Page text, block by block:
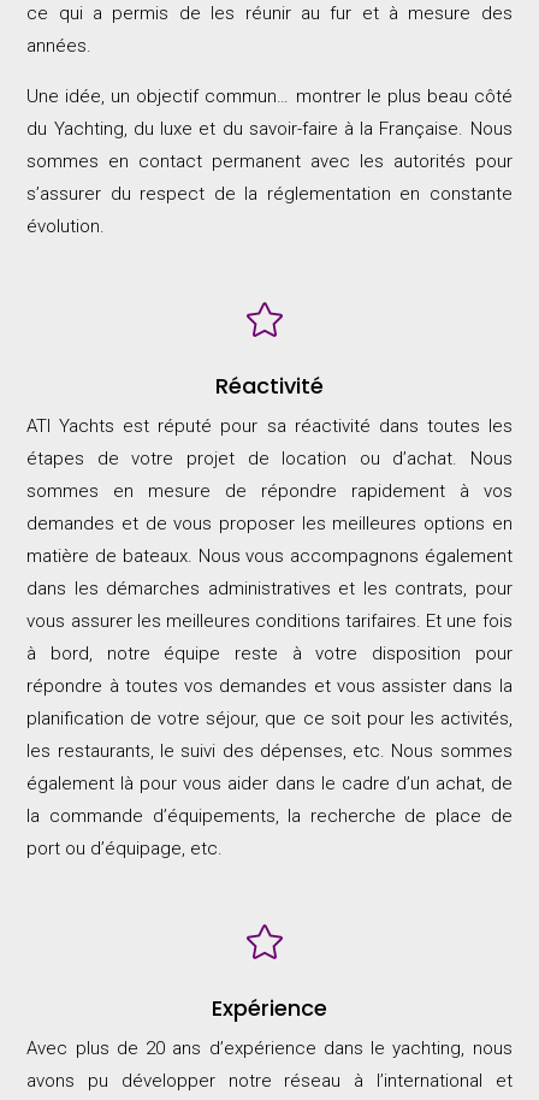
ce qui a permis de les réunir au fur et à mesure des
années.
Une idée, un objectif commun… montrer le plus beau côté
du Yachting, du luxe et du savoir-faire à la Française. Nous
sommes en contact permanent avec les autorités pour
s’assurer du respect de la réglementation en constante
évolution.

Réactivité
ATI Yachts est réputé pour sa réactivité dans toutes les
étapes de votre projet de location ou d’achat. Nous
sommes en mesure de répondre rapidement à vos
demandes et de vous proposer les meilleures options en
matière de bateaux. Nous vous accompagnons également
dans les démarches administratives et les contrats, pour
vous assurer les meilleures conditions tarifaires. Et une fois
à bord, notre équipe reste à votre disposition pour
répondre à toutes vos demandes et vous assister dans la
planification de votre séjour, que ce soit pour les activités,
les restaurants, le suivi des dépenses, etc. Nous sommes
également là pour vous aider dans le cadre d’un achat, de
la commande d’équipements, la recherche de place de
port ou d’équipage, etc.

Expérience
Avec plus de 20 ans d’expérience dans le yachting, nous
avons pu développer notre réseau à l’international et